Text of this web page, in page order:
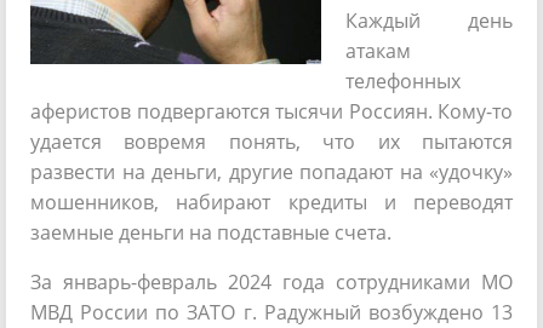
Каждый день
атакам
телефонных
аферистов подвергаются тысячи Россиян. Кому-то
удается вовремя понять, что их пытаются
развести на деньги, другие попадают на «удочку»
мошенников, набирают кредиты и переводят
заемные деньги на подставные счета.
За январь-февраль 2024 года сотрудниками МО
МВД России по ЗАТО г. Радужный возбуждено 13